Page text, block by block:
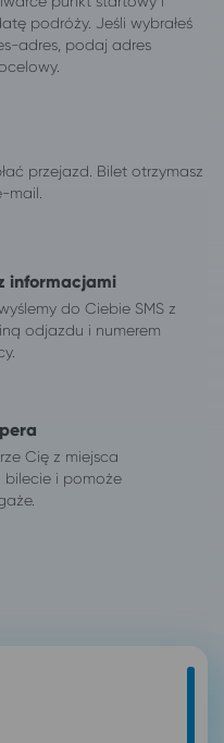
podróży. Jeśli wybrałeś
adres, podaj adres
przejazd. Bilet otrzymasz
mail.
informacjami
do Ciebie SMS z
odjazdu i numerem
Cię z miejsca
bilecie i pomoże